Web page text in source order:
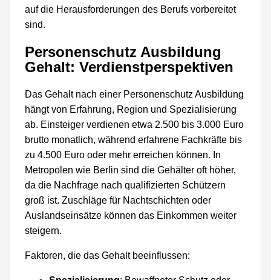
auf die Herausforderungen des Berufs vorbereitet
sind.
Personenschutz Ausbildung
Gehalt: Verdienstperspektiven
Das Gehalt nach einer Personenschutz Ausbildung
hängt von Erfahrung, Region und Spezialisierung
ab. Einsteiger verdienen etwa 2.500 bis 3.000 Euro
brutto monatlich, während erfahrene Fachkräfte bis
zu 4.500 Euro oder mehr erreichen können. In
Metropolen wie Berlin sind die Gehälter oft höher,
da die Nachfrage nach qualifizierten Schützern
groß ist. Zuschläge für Nachtschichten oder
Auslandseinsätze können das Einkommen weiter
steigern.
Faktoren, die das Gehalt beeinflussen: